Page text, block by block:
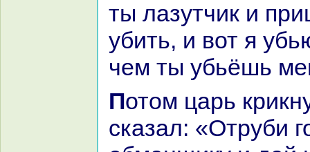
ты лазутчик и
убить, и вот я
чем ты убьёшь
Потом царь крикнул палача и
сказал: «Отруби